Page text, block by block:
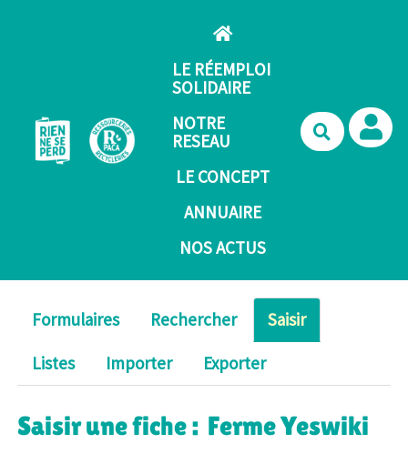
LE RÉEMPLOI
SOLIDAIRE
NOTRE
RESEAU
LE CONCEPT
ANNUAIRE
NOS ACTUS
Formulaires Rechercher
Saisir
Listes
Importer Exporter
Saisir une fiche : Ferme Yeswiki